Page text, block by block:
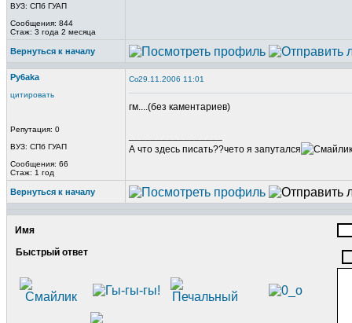
ВУЗ: СПб ГУАП
Сообщения: 844
Стаж: 3 года 2 месяца
Вернуться к началу
Py6aka
цитировать
Репутация: 0
ВУЗ: СПб ГУАП
Сообщения: 66
Стаж: 1 год
29.11.2006 11:01
гм....(без каментариев)
А что здесь писать??чето я запутался
Вернуться к началу
Имя
Быстрый ответ